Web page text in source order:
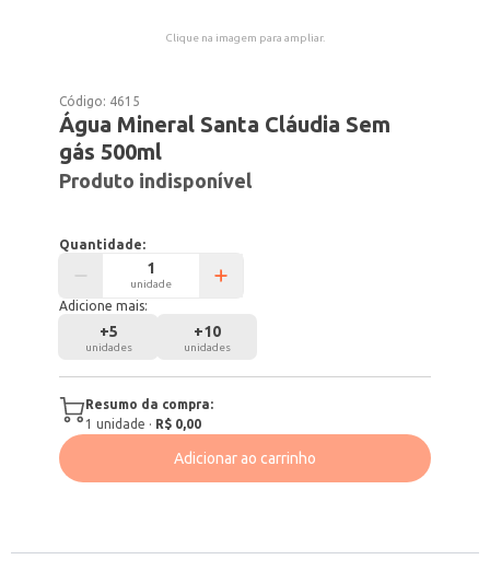
Clique na imagem para ampliar.
Código: 4615
Água Mineral Santa Cláudia Sem
gás 500ml
Produto indisponível
Quantidade:
unidade
Adicione mais:
+5
unidades
+10
unidades
Resumo da compra:
1 unidade · R$ 0,00
Adicionar ao carrinho